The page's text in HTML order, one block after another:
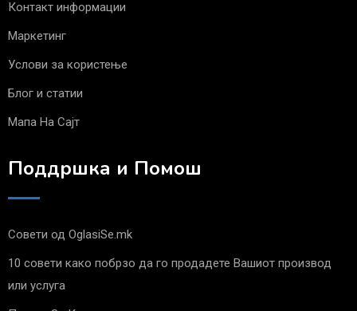
Контакт информации
Маркетинг
Услови за користење
Блог и статии
Мапа На Сајт
Поддршка и Помош
Совети од OglasiSe.mk
10 совети како побрзо да го продадете Вашиот производ
или услуга